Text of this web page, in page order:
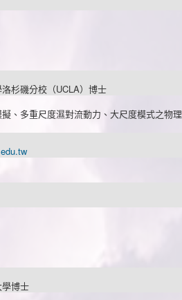
杉磯分校（UCLA）博士
、多重尺度濕對流動力、大尺度模式之物理
博士